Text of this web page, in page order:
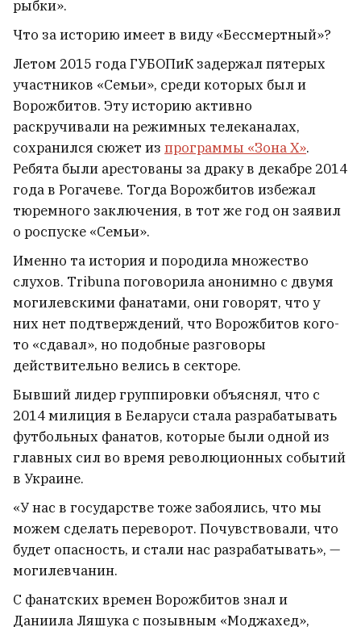
рыбки».
Что за историю имеет в виду «Бессмертный»?
Летом 2015 года ГУБОПиК задержал пятерых
участников «Семьи», среди которых был и
Ворожбитов. Эту историю активно
раскручивали на режимных телеканалах,
сохранился сюжет из программы «Зона Х».
Ребята были арестованы за драку в декабре 2014
года в Рогачеве. Тогда Ворожбитов избежал
тюремного заключения, в тот же год он заявил
о роспуске «Семьи».
Именно та история и породила множество
слухов. Tribuna поговорила анонимно с двумя
могилевскими фанатами, они говорят, что у
них нет подтверждений, что Ворожбитов кого-
то «сдавал», но подобные разговоры
действительно велись в секторе.
Бывший лидер группировки объяснял, что с
2014 милиция в Беларуси стала разрабатывать
футбольных фанатов, которые были одной из
главных сил во время революционных событий
в Украине.
«У нас в государстве тоже забоялись, что мы
можем сделать переворот. Почувствовали, что
будет опасность, и стали нас разрабатывать», —
могилевчанин.
С фанатских времен Ворожбитов знал и
Даниила Ляшука с позывным «Моджахед»,